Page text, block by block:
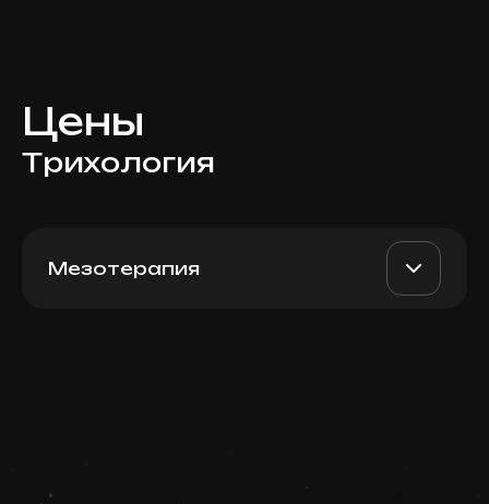
Цены
Трихология
Мезотерапия